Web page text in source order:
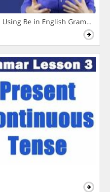
Be in English Grammar